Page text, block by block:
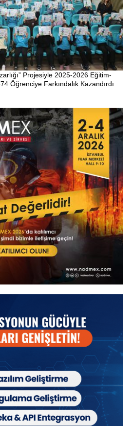
Projesiyle 2025-2026 Eğitim-
Öğrenciye Farkındalık Kazandırdı